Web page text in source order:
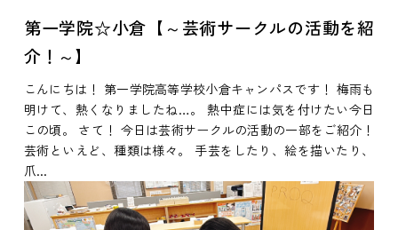
第一学院☆小倉【～芸術サークルの活動を紹
介！～】
こんにちは！ 第一学院高等学校小倉キャンパスです！ 梅雨も
明けて、熱くなりましたね…。 熱中症には気を付けたい今日
この頃。 さて！ 今日は芸術サークルの活動の一部をご紹介！
芸術といえど、種類は様々。 手芸をしたり、絵を描いたり、
爪...